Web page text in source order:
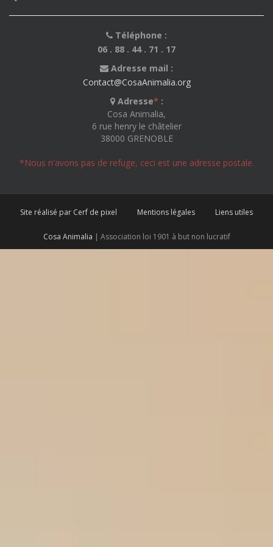
Téléphone :
06 . 88 . 44 . 71 . 17
Adresse mail :
Contact@CosaAnimalia.org
Adresse* :
Cosa Animalia,
6 rue henry le châtelier
38000 GRENOBLE
*Nous n'avons pas de refuge, ceci est une adresse postale.
Site réalisé par Cerf de pixel Mentions légales Liens utiles
Cosa Animalia | Association loi 1901 à but non lucratif